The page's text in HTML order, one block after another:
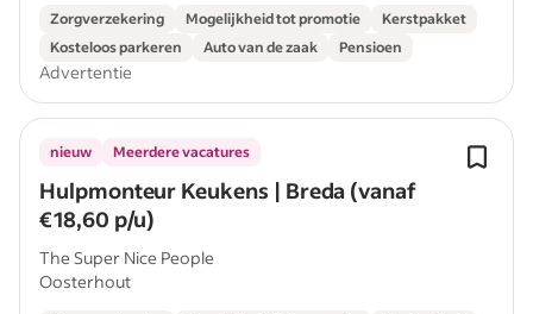
Zorgverzekering Mogelijkheid tot promotie
Kerstpakket
Kosteloos parkeren
Auto van de zaak Pensioen
Advertentie
Hulpmonteur Keukens | Breda (vanaf
€18,60 p/u)
nieuw Meerdere vacatures
The Super Nice People
Oosterhout